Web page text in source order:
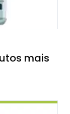
mais